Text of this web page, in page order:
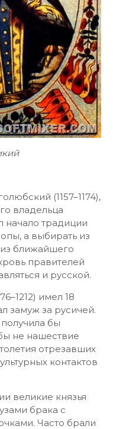
(1157–1174),
владельца
начало традиции
а выбирать из
ближайшего
правителей
и русской.
имел 18
замуж за русичей.
бы
не нашествие
отрезавших
контактов
великие князья
брака с
Часто брали